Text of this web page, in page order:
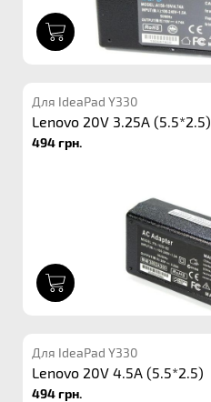
Для IdeaPad Y330
Lenovo 20V 3.25A (5.5*2.5)
494 грн.
Для IdeaPad Y330
Lenovo 20V 4.5A (5.5*2.5)
494 грн.